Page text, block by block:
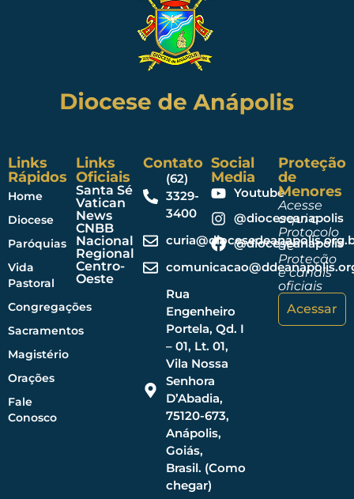
Links
Rápidos
Home
Diocese
Paróquias
Vida
Pastoral
Congregações
Sacramentos
Magistério
Orações
Fale
Conosco
Links
Oficiais
Santa Sé
Vatican
News
CNBB
Nacional
Regional
Centro-
Oeste
Contato
(62)
3329-
3400
Rua
Engenheiro
Portela, Qd. I
– 01, Lt. 01,
Vila Nossa
Senhora
D’Abadia,
75120-673,
Anápolis,
Goiás,
Brasil. (Como
chegar)
Social
Media
Youtube
@dioceseanapolis
@dioceseanapolis
Proteção
de
Menores
Acesse
aqui o
Protocolo
de
Proteção
e canais
oficiais
Acessar